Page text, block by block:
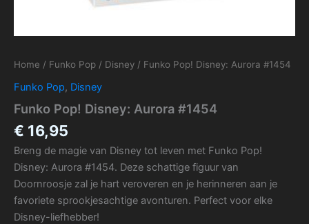
Home / Funko Pop / Disney / Funko Pop! Disney: Aurora #1454
Funko Pop, Disney
Funko Pop! Disney: Aurora #1454
€ 16,95
Breng de magie van Disney tot leven met Funko Pop!
Disney: Aurora #1454. Deze schattige figuur van
Doornroosje zal je hart veroveren en je herinneren aan je
favoriete sprookjesachtige avonturen. Perfect voor elke
Disney-liefhebber!